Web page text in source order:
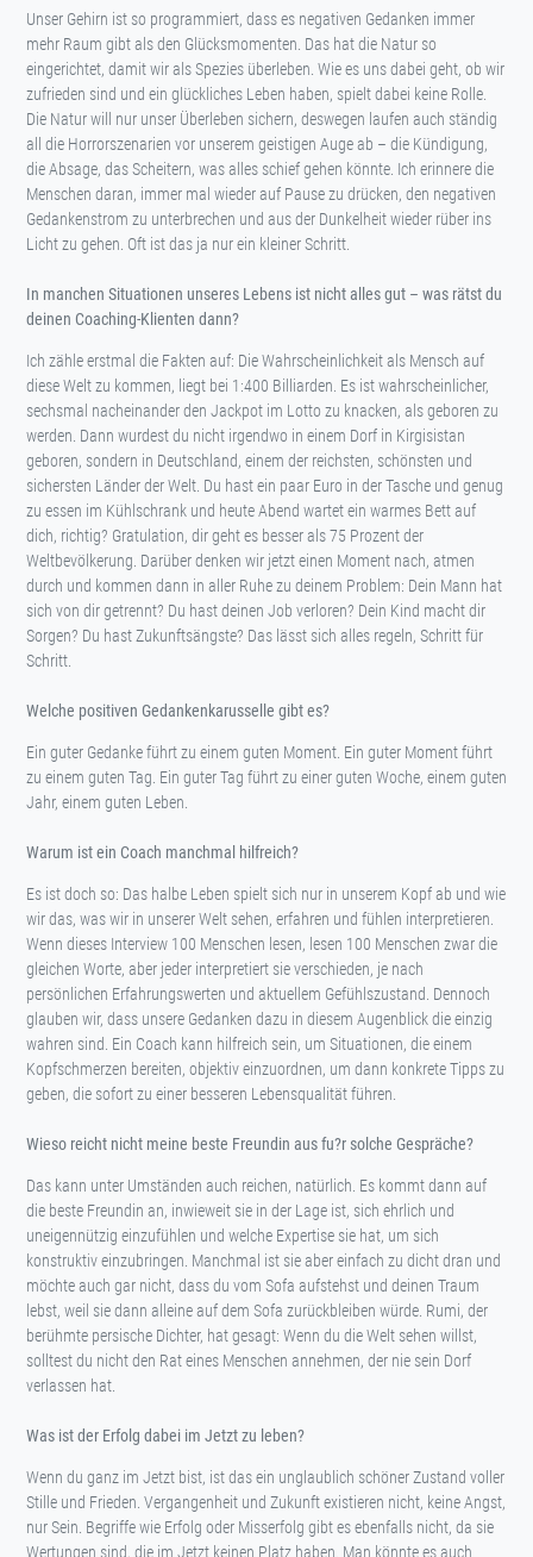
Unser Gehirn ist so programmiert, dass es negativen Gedanken immer
mehr Raum gibt als den Glücksmomenten. Das hat die Natur so
eingerichtet, damit wir als Spezies überleben. Wie es uns dabei geht, ob wir
zufrieden sind und ein glückliches Leben haben, spielt dabei keine Rolle.
Die Natur will nur unser Überleben sichern, deswegen laufen auch ständig
all die Horrorszenarien vor unserem geistigen Auge ab – die Kündigung,
die Absage, das Scheitern, was alles schief gehen könnte. Ich erinnere die
Menschen daran, immer mal wieder auf Pause zu drücken, den negativen
Gedankenstrom zu unterbrechen und aus der Dunkelheit wieder rüber ins
Licht zu gehen. Oft ist das ja nur ein kleiner Schritt.
In manchen Situationen unseres Lebens ist nicht alles gut – was rätst du
deinen Coaching-Klienten dann?
Ich zähle erstmal die Fakten auf: Die Wahrscheinlichkeit als Mensch auf
diese Welt zu kommen, liegt bei 1:400 Billiarden. Es ist wahrscheinlicher,
sechsmal nacheinander den Jackpot im Lotto zu knacken, als geboren zu
werden. Dann wurdest du nicht irgendwo in einem Dorf in Kirgisistan
geboren, sondern in Deutschland, einem der reichsten, schönsten und
sichersten Länder der Welt. Du hast ein paar Euro in der Tasche und genug
zu essen im Kühlschrank und heute Abend wartet ein warmes Bett auf
dich, richtig? Gratulation, dir geht es besser als 75 Prozent der
Weltbevölkerung. Darüber denken wir jetzt einen Moment nach, atmen
durch und kommen dann in aller Ruhe zu deinem Problem: Dein Mann hat
sich von dir getrennt? Du hast deinen Job verloren? Dein Kind macht dir
Sorgen? Du hast Zukunftsängste? Das lässt sich alles regeln, Schritt für
Schritt.
Welche positiven Gedankenkarusselle gibt es?
Ein guter Gedanke führt zu einem guten Moment. Ein guter Moment führt
zu einem guten Tag. Ein guter Tag führt zu einer guten Woche, einem guten
Jahr, einem guten Leben.
Warum ist ein Coach manchmal hilfreich?
Es ist doch so: Das halbe Leben spielt sich nur in unserem Kopf ab und wie
wir das, was wir in unserer Welt sehen, erfahren und fühlen interpretieren.
Wenn dieses Interview 100 Menschen lesen, lesen 100 Menschen zwar die
gleichen Worte, aber jeder interpretiert sie verschieden, je nach
persönlichen Erfahrungswerten und aktuellem Gefühlszustand. Dennoch
glauben wir, dass unsere Gedanken dazu in diesem Augenblick die einzig
wahren sind. Ein Coach kann hilfreich sein, um Situationen, die einem
Kopfschmerzen bereiten, objektiv einzuordnen, um dann konkrete Tipps zu
geben, die sofort zu einer besseren Lebensqualität führen.
Wieso reicht nicht meine beste Freundin aus fu?r solche Gespräche?
Das kann unter Umständen auch reichen, natürlich. Es kommt dann auf
die beste Freundin an, inwieweit sie in der Lage ist, sich ehrlich und
uneigennützig einzufühlen und welche Expertise sie hat, um sich
konstruktiv einzubringen. Manchmal ist sie aber einfach zu dicht dran und
möchte auch gar nicht, dass du vom Sofa aufstehst und deinen Traum
lebst, weil sie dann alleine auf dem Sofa zurückbleiben würde. Rumi, der
berühmte persische Dichter, hat gesagt: Wenn du die Welt sehen willst,
solltest du nicht den Rat eines Menschen annehmen, der nie sein Dorf
verlassen hat.
Was ist der Erfolg dabei im Jetzt zu leben?
Wenn du ganz im Jetzt bist, ist das ein unglaublich schöner Zustand voller
Stille und Frieden. Vergangenheit und Zukunft existieren nicht, keine Angst,
nur Sein. Begriffe wie Erfolg oder Misserfolg gibt es ebenfalls nicht, da sie
Wertungen sind, die im Jetzt keinen Platz haben. Man könnte es auch